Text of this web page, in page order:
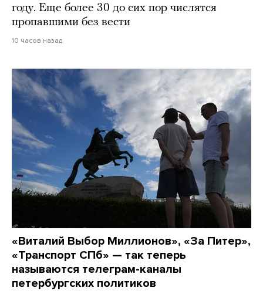
году. Еще более 30 до сих пор числятся
пропавшими без вести
10 часов назад
«Виталий Выбор Миллионов», «За Питер»,
«Транспорт СПб» — так теперь
называются телеграм-каналы
петербургских политиков